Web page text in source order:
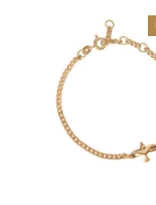
Für wen
EAN: